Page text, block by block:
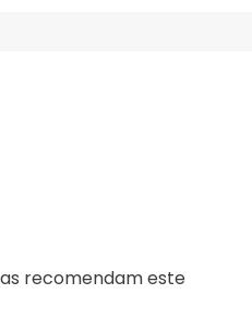
recomendam este